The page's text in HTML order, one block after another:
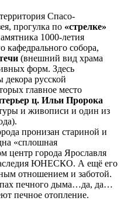
Спасо-
прогулка по «стрелке»
1000-летия
кафедрального собора,
(внешний вид храма
форм. Здесь
русской
главное место
ц. Ильи Пророка
и живописи и один из
пронизан стариной и
«сплошная
центр города Ярославля
ЮНЕСКО. А ещё его
отношением и заботой.
печного дыма…да, да…
печное отопление.